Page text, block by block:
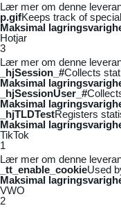
Lær mer om denne
p.gifKeeps track of
Maksimal
Hotjar
3
Lær mer om denne
_hjSession_#Collects
Maksimal
_hjSessionUser_#
Maksimal
_hjTLDTestRegisters
Maksimal
TikTok
1
Lær mer om denne
_tt_enable_cookieUsed
Maksimal
VWO
2